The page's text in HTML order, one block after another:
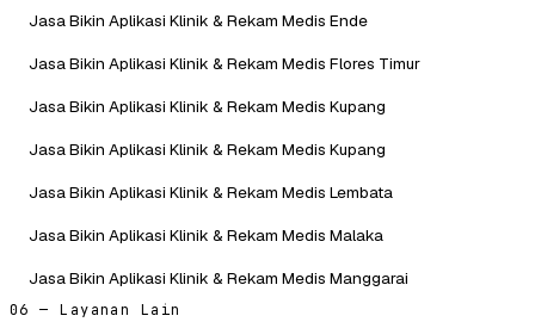
Jasa Bikin Aplikasi Klinik & Rekam Medis Ende
Jasa Bikin Aplikasi Klinik & Rekam Medis Flores Timur
Jasa Bikin Aplikasi Klinik & Rekam Medis Kupang
Jasa Bikin Aplikasi Klinik & Rekam Medis Kupang
Jasa Bikin Aplikasi Klinik & Rekam Medis Lembata
Jasa Bikin Aplikasi Klinik & Rekam Medis Malaka
Jasa Bikin Aplikasi Klinik & Rekam Medis Manggarai
06 — Layanan Lain